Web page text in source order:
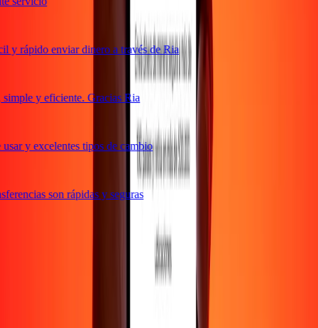
rápido enviar dinero a través de Ria
y eficiente. Gracias Ria
y excelentes tipos de cambio
son rápidas y seguras